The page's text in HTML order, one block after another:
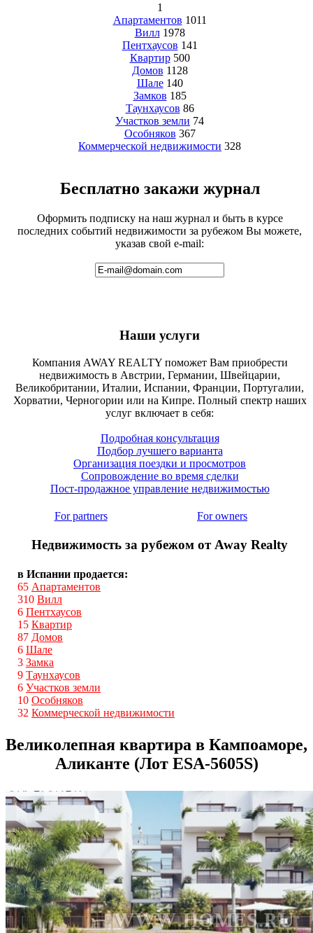
1
Апартаментов 1011
Вилл 1978
Пентхаусов 141
Квартир 500
Домов 1128
Шале 140
Замков 185
Таунхаусов 86
Участков земли 74
Особняков 367
Коммерческой недвижимости 328
Бесплатно закажи журнал
Оформить подписку на наш журнал и быть в курсе
последних событий недвижимости за рубежом Вы можете,
указав свой e-mail:
Наши услуги
Компания AWAY REALTY поможет Вам приобрести
недвижимость в Австрии, Германии, Швейцарии,
Великобритании, Италии, Испании, Франции, Португалии,
Хорватии, Черногории или на Кипре. Полный спектр наших
услуг включает в себя:
Подробная консультация
Подбор лучшего варианта
Организация поездки и просмотров
Сопровождение во время сделки
Пост-продажное управление недвижимостью
For partners For owners
Недвижимость за рубежом от Away Realty
в Испании продается:
65 Апартаментов
310 Вилл
6 Пентхаусов
15 Квартир
87 Домов
6 Шале
3 Замка
9 Таунхаусов
6 Участков земли
10 Особняков
32 Коммерческой недвижимости
Великолепная квартира в Кампоаморе,
Аликанте (Лот ESA-5605S)